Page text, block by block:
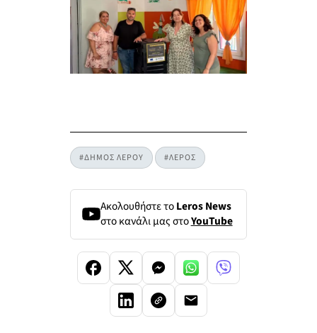
#ΔΗΜΟΣ ΛΕΡΟΥ #ΛΕΡΟΣ
Ακολουθήστε τοLeros News
στο κανάλι μας στοYouTube